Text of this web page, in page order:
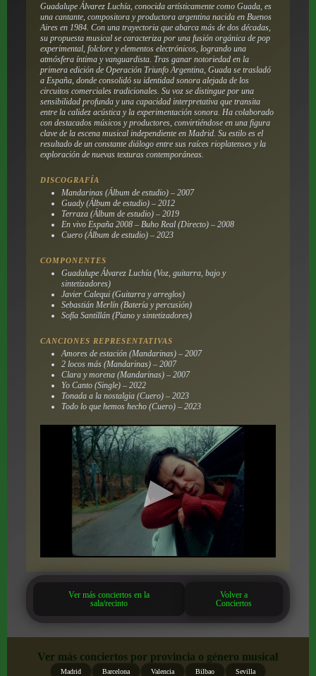
Guadalupe Álvarez Luchía, conocida artísticamente como Guada, es
una cantante, compositora y productora argentina nacida en Buenos
Aires en 1984. Con una trayectoria que abarca más de dos décadas,
su propuesta musical se caracteriza por una fusión orgánica de pop
experimental, folclore y elementos electrónicos, logrando una
atmósfera íntima y vanguardista. Tras ganar notoriedad en la
primera edición de Operación Triunfo Argentina, Guada se trasladó
a España, donde consolidó su identidad sonora alejada de los
circuitos comerciales tradicionales. Su voz se distingue por una
sensibilidad profunda y una capacidad interpretativa que transita
entre la calidez acústica y la experimentación sonora. Ha colaborado
con destacados músicos y productores, convirtiéndose en una figura
clave de la escena musical independiente en Madrid. Su estilo es el
resultado de un constante diálogo entre sus raíces rioplatenses y la
exploración de nuevas texturas contemporáneas.
DISCOGRAFÍA
Mandarinas (Álbum de estudio) – 2007
Guady (Álbum de estudio) – 2012
Terraza (Álbum de estudio) – 2019
En vivo España 2008 – Buho Real (Directo) – 2008
Cuero (Álbum de estudio) – 2023
COMPONENTES
Guadalupe Álvarez Luchía (Voz, guitarra, bajo y
sintetizadores)
Javier Calequi (Guitarra y arreglos)
Sebastián Merlín (Batería y percusión)
Sofía Santillán (Piano y sintetizadores)
CANCIONES REPRESENTATIVAS
Amores de estación (Mandarinas) – 2007
2 locos más (Mandarinas) – 2007
Clara y morena (Mandarinas) – 2007
Yo Canto (Single) – 2022
Tonada a la nostalgia (Cuero) – 2023
Todo lo que hemos hecho (Cuero) – 2023
Ver más conciertos en la
sala/recinto
Volver a
Conciertos
Ver más conciertos por provincia o género musical
Madrid Barcelona Valencia Bilbao Sevilla